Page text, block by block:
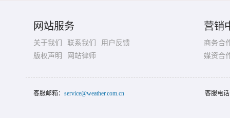
网站服务
关于我们 联系我们
用户反馈
版权声明
网站律师
营销
商务合
媒资合
客服邮箱： service@weather.com.cn 客服电